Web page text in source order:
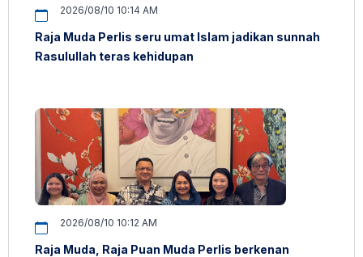
2026/08/10 10:14 AM
Raja Muda Perlis seru umat Islam jadikan sunnah
Rasulullah teras kehidupan
2026/08/10 10:12 AM
Raja Muda, Raja Puan Muda Perlis berkenan